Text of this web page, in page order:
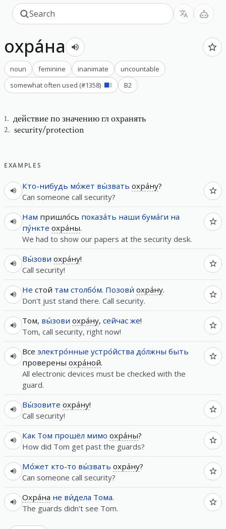
охра́на
noun feminine inanimate
uncountable
somewhat often used (#1358) B2
1. действие по значению гл охранять
2. security/protection
EXAMPLES
Кто-нибудь мо́жет вы́звать охра́ну?
Can someone call security?
Нам пришло́сь показа́ть наши бума́ги на
пу́нкте охра́ны.
We had to show our papers at the security desk.
Вы́зови охра́ну!
Call security!
Не стой там столбо́м. Позови́ охра́ну.
Don't just stand there. Call security.
Том, вы́зови охра́ну, сейчас же!
Tom, call security, right now!
Все электро́нные устро́йства до́лжны быть
проверены охра́ной.
All electronic devices must be checked with the
guard.
Вы́зовите охра́ну!
Call security!
Как Том прошёл мимо охра́ны?
How did Tom get past the guards?
Мо́жет кто-то вы́звать охра́ну?
Can someone call security?
Охра́на не ви́дела Тома.
The guards didn't see Tom.